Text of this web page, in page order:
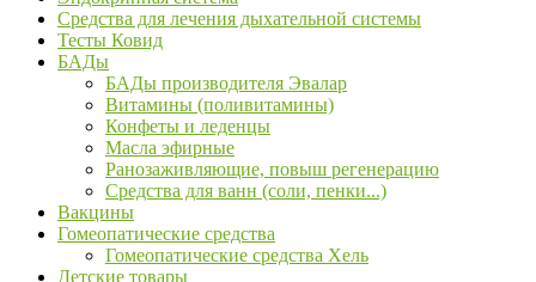
Средства для лечения дыхательной системы
Тесты Ковид
БАДы
БАДы производителя Эвалар
Витамины (поливитамины)
Конфеты и леденцы
Масла эфирные
Ранозаживляющие, повыш регенерацию
Средства для ванн (соли, пенки...)
Вакцины
Гомеопатические средства
Гомеопатические средства Хель
Детские товары